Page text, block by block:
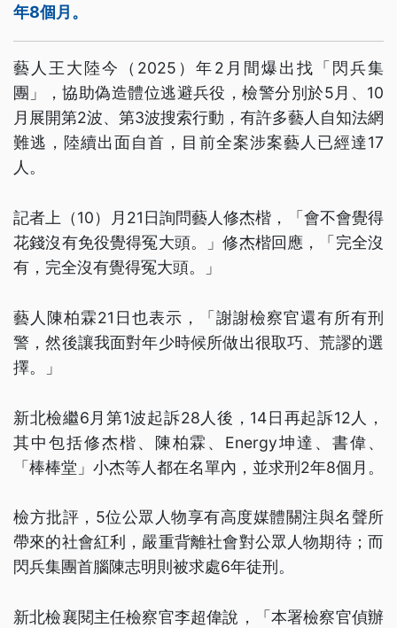
年8個月。
藝人王大陸今（2025）年2月間爆出找「閃兵集
團」，協助偽造體位逃避兵役，檢警分別於5月、10
月展開第2波、第3波搜索行動，有許多藝人自知法網
難逃，陸續出面自首，目前全案涉案藝人已經達17
人。
記者上（10）月21日詢問藝人修杰楷，「會不會覺得
花錢沒有免役覺得冤大頭。」修杰楷回應，「完全沒
有，完全沒有覺得冤大頭。」
藝人陳柏霖21日也表示，「謝謝檢察官還有所有刑
警，然後讓我面對年少時候所做出很取巧、荒謬的選
擇。」
新北檢繼6月第1波起訴28人後，14日再起訴12人，
其中包括修杰楷、陳柏霖、Energy坤達、書偉、
「棒棒堂」小杰等人都在名單內，並求刑2年8個月。
檢方批評，5位公眾人物享有高度媒體關注與名聲所
帶來的社會紅利，嚴重背離社會對公眾人物期待；而
閃兵集團首腦陳志明則被求處6年徒刑。
新北檢襄閱主任檢察官李超偉說，「本署檢察官偵辦